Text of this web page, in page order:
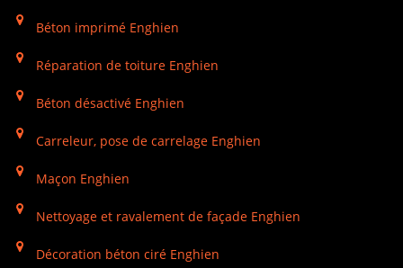
Béton imprimé Enghien
Réparation de toiture Enghien
Béton désactivé Enghien
Carreleur, pose de carrelage Enghien
Maçon Enghien
Nettoyage et ravalement de façade Enghien
Décoration béton ciré Enghien